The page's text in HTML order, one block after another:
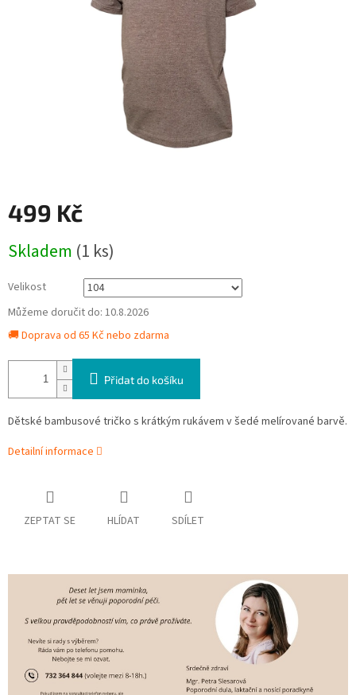
499 Kč
cena:
Skladem (1 ks)
Velikost
Můžeme doručit do: 10.8.2026
🚚 Doprava od 65 Kč nebo zdarma
Přidat do košíku
Dětské bambusové tričko s krátkým rukávem v šedé melírované barvě.
Detailní informace
ZEPTAT SE HLÍDAT SDÍLET